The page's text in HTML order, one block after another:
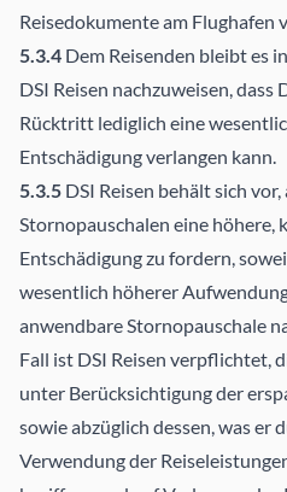
Reisedokumente am Flughafen
5.3.4 Dem Reisenden bleibt es
DSI Reisen nachzuweisen, dass
Rücktritt lediglich eine
Entschädigung verlangen kann.
5.3.5 DSI Reisen behält sich
Stornopauschalen eine höhere,
Entschädigung zu fordern,
wesentlich höherer
anwendbare Stornopauschale
Fall ist DSI Reisen verpflichtet,
unter Berücksichtigung der
sowie abzüglich dessen, was er
Verwendung der